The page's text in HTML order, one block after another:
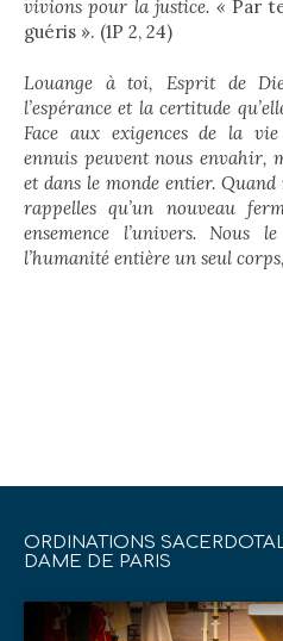
vivions pour la justice. « Par
guéris ». (1P 2, 24)
Louange à toi, Esprit de
l’espérance et la certitude
Face aux exigences de la
ennuis peuvent nous envahir,
et dans le monde entier.
rappelles qu’un nouveau
ensemence l’univers. Nous
l’humanité entière un seul
Père
ORDINATIONS
DAME DE PARIS